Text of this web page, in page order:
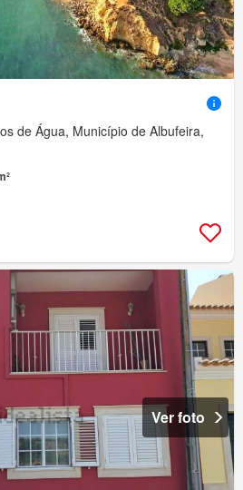
de Água, Município de Albufeira,
Ver foto